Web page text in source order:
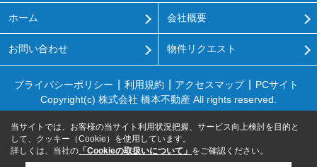
ホーム 会社概要
お問い合わせ 物件リクエスト
プライバシーポリシー 利用規約 アクセスマップ
PCサイト
Copyright(c) 株式会社 橋本不動産 All rights reserved.
当サイトでは、お客様の当サイト利用状況把握、サービス向上検討を目的と
して、クッキー（Cookie）を使用しています。
詳しくは、当社の 「Cookieの取扱いについて」 をご確認ください。